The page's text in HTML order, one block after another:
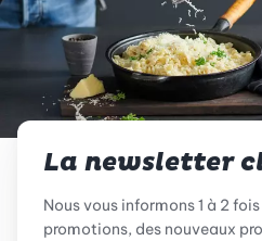
La newsletter
Nous vous informons 1 à 2
promotions, des nouveaux